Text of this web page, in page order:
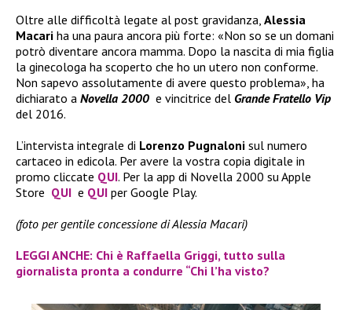
Oltre alle difficoltà legate al post gravidanza, Alessia
Macari ha una paura ancora più forte: «Non so se un domani
potrò diventare ancora mamma. Dopo la nascita di mia figlia
la ginecologa ha scoperto che ho un utero non conforme.
Non sapevo assolutamente di avere questo problema», ha
dichiarato a Novella 2000 e vincitrice del Grande Fratello Vip
del 2016.
L’intervista integrale di Lorenzo Pugnaloni sul numero
cartaceo in edicola. Per avere la vostra copia digitale in
promo cliccate QUI. Per la app di Novella 2000 su Apple
Store QUI e QUI per Google Play.
(foto per gentile concessione di Alessia Macari)
LEGGI ANCHE: Chi è Raffaella Griggi, tutto sulla
giornalista pronta a condurre “Chi l’ha visto?